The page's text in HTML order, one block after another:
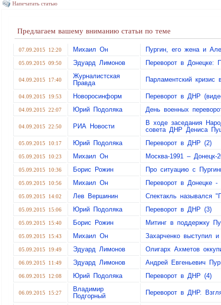
Напечатать статью
Предлагаем вашему вниманию статьи по теме
07.09.2015 12:20 Михаил Он Пургин, его жена и
05.09.2015 09:50 Эдуард Лимонов Переворот в Донецке:
04.09.2015 17:40
Журналистская
Правда
Парламентский
04.09.2015 19:53 Новоросинформ Переворот в ДНР
04.09.2015 22:07 Юрий Подоляка День военных
04.09.2015 22:50 РИА Новости
В ходе заседания
совета ДНР Дениса
05.09.2015 10:17 Юрий Подоляка Переворот в ДНР (2)
05.09.2015 10:23 Михаил Он Москва-1991 – Донецк-
05.09.2015 10:36 Борис Рожин Про ситуацию с
05.09.2015 10:56 Михаил Он Переворот в Донецке
05.09.2015 14:02 Лев Вершинин Спектакль назывался
05.09.2015 15:06 Юрий Подоляка Переворот в ДНР (3)
05.09.2015 15:40 Борис Рожин Митинг в поддержку
05.09.2015 15:43 Михаил Он Захарченко выступил
05.09.2015 19:49 Эдуард Лимонов Олигарх Ахметов
06.09.2015 11:49 Эдуард Лимонов Андрей Евгеньевич
06.09.2015 12:08 Юрий Подоляка Переворот в ДНР (4)
06.09.2015 15:27
Владимир
Подгорный
Переворот в ДНР.